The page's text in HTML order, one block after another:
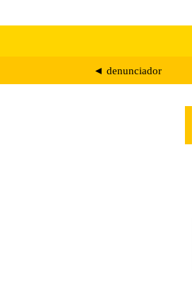
◄ denunciador